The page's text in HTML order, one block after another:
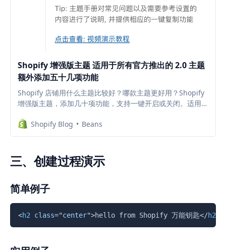
Shopify 增强版主题 适用于所有官方推出的 2.0 主题
额外添加五十几项功能
Shopify 店铺用什么主题比较好？哪款主题更好用？Shopify
增强版主题，添加几十项功能，支持一键开启或关闭。适用于
个月的插件订阅费。访问查看具体内容与视频演示
Shopify Blog Beans
三、创建过程演示
简单例子
<h2 class="center">hello from Shopify 万能钥匙</h2
复制